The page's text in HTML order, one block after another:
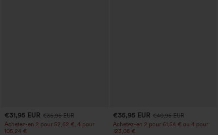
€31,95 EUR €35,95 EUR
Achetez-en 2 pour 52,62 €, 4 pour
105,24 €
€35,95 EUR €40,95 EUR
Achetez-en 2 pour 61,54 € ou 4 pour
123,08 €.